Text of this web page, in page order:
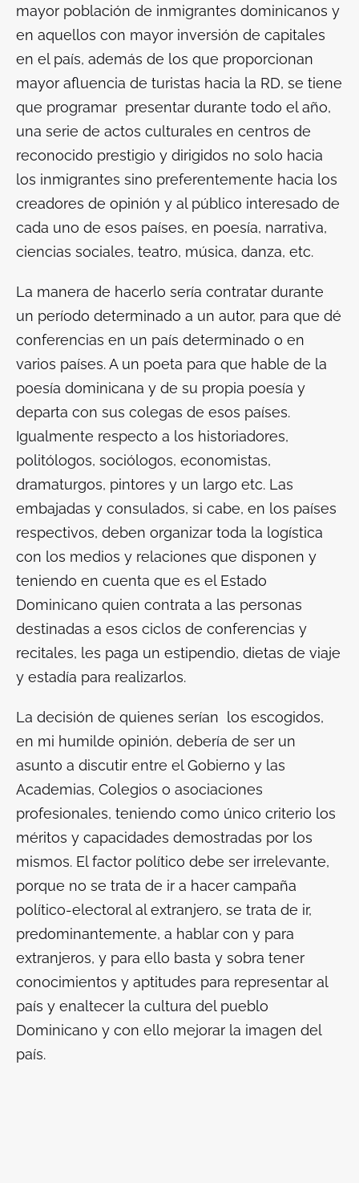
mayor población de inmigrantes dominicanos y
en aquellos con mayor inversión de capitales
en el país, además de los que proporcionan
mayor afluencia de turistas hacia la RD, se tiene
que programar presentar durante todo el año,
una serie de actos culturales en centros de
reconocido prestigio y dirigidos no solo hacia
los inmigrantes sino preferentemente hacia los
creadores de opinión y al público interesado de
cada uno de esos países, en poesía, narrativa,
ciencias sociales, teatro, música, danza, etc.
La manera de hacerlo sería contratar durante
un período determinado a un autor, para que dé
conferencias en un país determinado o en
varios países. A un poeta para que hable de la
poesía dominicana y de su propia poesía y
departa con sus colegas de esos países.
Igualmente respecto a los historiadores,
politólogos, sociólogos, economistas,
dramaturgos, pintores y un largo etc. Las
embajadas y consulados, si cabe, en los países
respectivos, deben organizar toda la logística
con los medios y relaciones que disponen y
teniendo en cuenta que es el Estado
Dominicano quien contrata a las personas
destinadas a esos ciclos de conferencias y
recitales, les paga un estipendio, dietas de viaje
y estadía para realizarlos.
La decisión de quienes serían los escogidos,
en mi humilde opinión, debería de ser un
asunto a discutir entre el Gobierno y las
Academias, Colegios o asociaciones
profesionales, teniendo como único criterio los
méritos y capacidades demostradas por los
mismos. El factor político debe ser irrelevante,
porque no se trata de ir a hacer campaña
político-electoral al extranjero, se trata de ir,
predominantemente, a hablar con y para
extranjeros, y para ello basta y sobra tener
conocimientos y aptitudes para representar al
país y enaltecer la cultura del pueblo
Dominicano y con ello mejorar la imagen del
país.